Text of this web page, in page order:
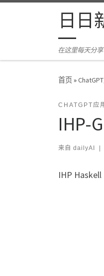
Skip to content日日
在这里每天分
首页»
CHATGPT应
IHP-
来自 dailyAI
IHP